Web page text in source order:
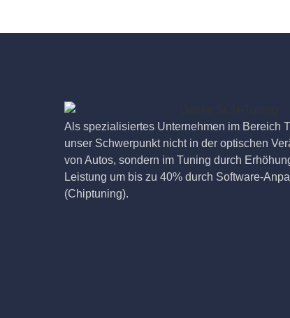
Als spezialisiertes Unternehmen im Bereich
unser Schwerpunkt nicht in der optischen
von Autos, sondern im Tuning durch
Leistung um bis zu 40% durch Software-
(Chiptuning).